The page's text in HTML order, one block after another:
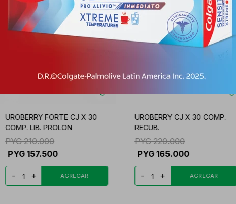
UROBERRY FORTE CJ X 30
COMP. LIB. PROLON
PYG 210.000
PYG 157.500
- +
UROBERRY CJ X 30 COMP.
RECUB.
PYG 220.000
PYG 165.000
- +